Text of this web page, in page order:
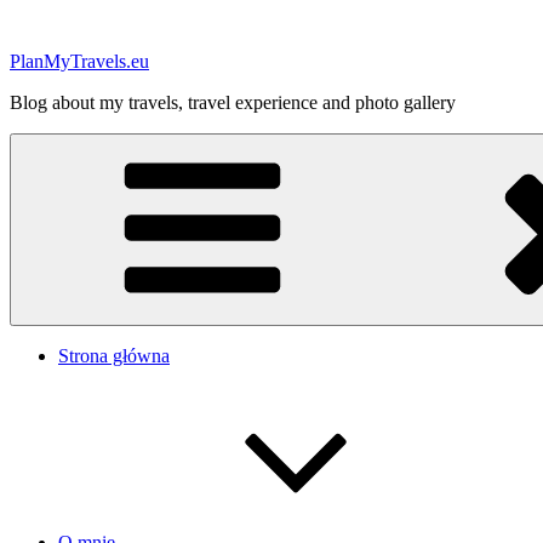
treści
PlanMyTravels.eu
Blog about my travels, travel experience and photo gallery
Strona główna